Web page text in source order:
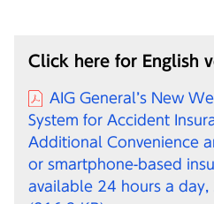
Click here for English
AIG General’s New
System for Accident
Additional Convenience
or smartphone-based
available 24 hours a day,